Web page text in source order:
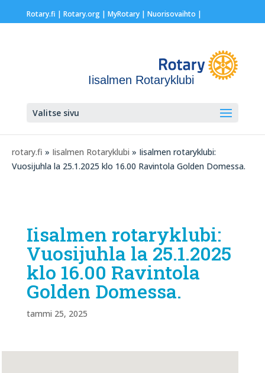
Rotary.fi | Rotary.org| MyRotary | Nuorisovaihto |
Iisalmen Rotaryklubi
Valitse sivu
rotary.fi » Iisalmen Rotaryklubi » Iisalmen rotaryklubi:
Vuosijuhla la 25.1.2025 klo 16.00 Ravintola Golden Domessa.
Iisalmen rotaryklubi:
Vuosijuhla la 25.1.2025
klo 16.00 Ravintola
Golden Domessa.
tammi 25, 2025